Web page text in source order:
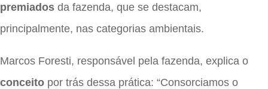
premiados da fazenda, que se destacam,
principalmente, nas categorias ambientais.
Marcos Foresti, responsável pela fazenda, explica o
conceito por trás dessa prática: “Consorciamos o